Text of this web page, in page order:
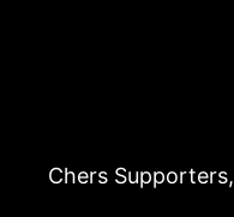
Chers Supporters,